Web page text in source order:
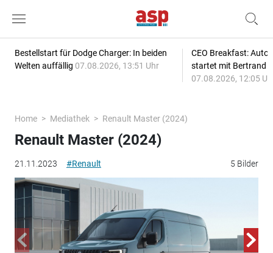
Bestellstart für Dodge Charger: In beiden
Welten auffällig 07.08.2026, 13:51 Uhr
CEO Breakfast:
startet mit Bertrand
07.08.2026, 12:05
Home Mediathek Renault Master (2024)
21.11.2023 #Renault 5 Bilder
Renault Master (2024)